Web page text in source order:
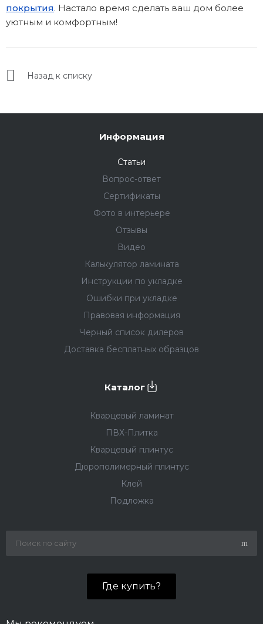
покрытия. Настало время сделать ваш дом более
уютным и комфортным!
Назад к списку
Информация
Статьи
Вопрос-ответ
Сертификаты
Фото в интерьере
Отзывы
Видео
Калькулятор ламината
Инструкции по укладке
Ошибки при укладке
Правовая информация
Черный список дилеров
Доставка бесплатных образцов
Каталог
Кварцевый ламинат
ПВХ-Плитка
Кварцевый плинтус
Дюрополимерный плинтус
Клей
Подложка
Где купить?